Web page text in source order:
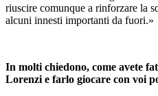
riuscire comunque a rinforzare la
alcuni innesti importanti da fuori.»
In molti chiedono, come avete
Lorenzi e farlo giocare con voi